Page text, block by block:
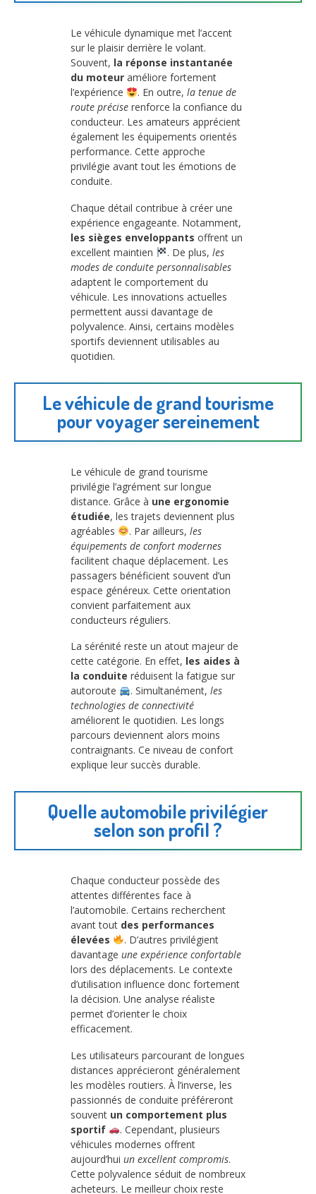
Le véhicule dynamique met l’accent
sur le plaisir derrière le volant.
Souvent, la réponse instantanée
du moteur améliore fortement
l’expérience
. En outre, la tenue de
route précise renforce la confiance du
conducteur. Les amateurs apprécient
également les équipements orientés
performance. Cette approche
privilégie avant tout les émotions de
conduite.
Chaque détail contribue à créer une
expérience engageante. Notamment,
les sièges enveloppants offrent un
excellent maintien
. De plus, les
modes de conduite personnalisables
adaptent le comportement du
véhicule. Les innovations actuelles
permettent aussi davantage de
polyvalence. Ainsi, certains modèles
sportifs deviennent utilisables au
quotidien.
Le véhicule de grand tourisme
pour voyager sereinement
Le véhicule de grand tourisme
privilégie l’agrément sur longue
distance. Grâce à une ergonomie
étudiée, les trajets deviennent plus
agréables
. Par ailleurs, les
équipements de confort modernes
facilitent chaque déplacement. Les
passagers bénéficient souvent d’un
espace généreux. Cette orientation
convient parfaitement aux
conducteurs réguliers.
La sérénité reste un atout majeur de
cette catégorie. En effet, les aides à
la conduite réduisent la fatigue sur
autoroute
. Simultanément, les
technologies de connectivité
améliorent le quotidien. Les longs
parcours deviennent alors moins
contraignants. Ce niveau de confort
explique leur succès durable.
Quelle automobile privilégier
selon son profil ?
Chaque conducteur possède des
attentes différentes face à
l’automobile. Certains recherchent
avant tout des performances
élevées
. D’autres privilégient
davantage une expérience confortable
lors des déplacements. Le contexte
d’utilisation influence donc fortement
la décision. Une analyse réaliste
permet d’orienter le choix
efficacement.
Les utilisateurs parcourant de longues
distances apprécieront généralement
les modèles routiers. À l’inverse, les
passionnés de conduite préféreront
souvent un comportement plus
sportif
. Cependant, plusieurs
véhicules modernes offrent
aujourd’hui un excellent compromis.
Cette polyvalence séduit de nombreux
acheteurs. Le meilleur choix reste